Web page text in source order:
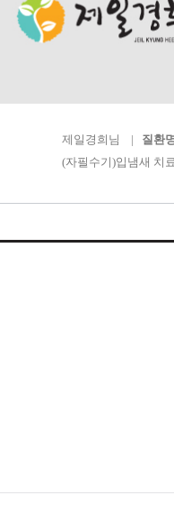
제일경희 님 | 질환
(자필수기)입냄새 치